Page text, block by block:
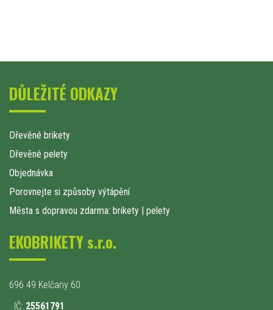
DŮLEŽITÉ ODKAZY
Dřevěné brikety
Dřevěné pelety
Objednávka
Porovnejte si způsoby výtápění
Města s dopravou zdarma: brikety | pelety
EKOBRIKETY s.r.o.
696 49 Kelčany 60
IČ: 25561791